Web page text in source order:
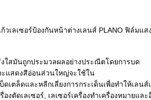
วเลเซอร์ป้องกันหน้าต่างเลนส์ PLANO ฟิล์มแส
ใสมันถูกประมวลผลอย่างประณีตโดยการบด
แสดงสีอ่อนส่วนใหญ่จะใช้ใน
ดเตล็ดและหลีกเลี่ยงการกระเด็นเพื่อทำให้เลน
งตัดเลเซอร์, เลเซอร์เครื่องทำเครื่องหมายและ